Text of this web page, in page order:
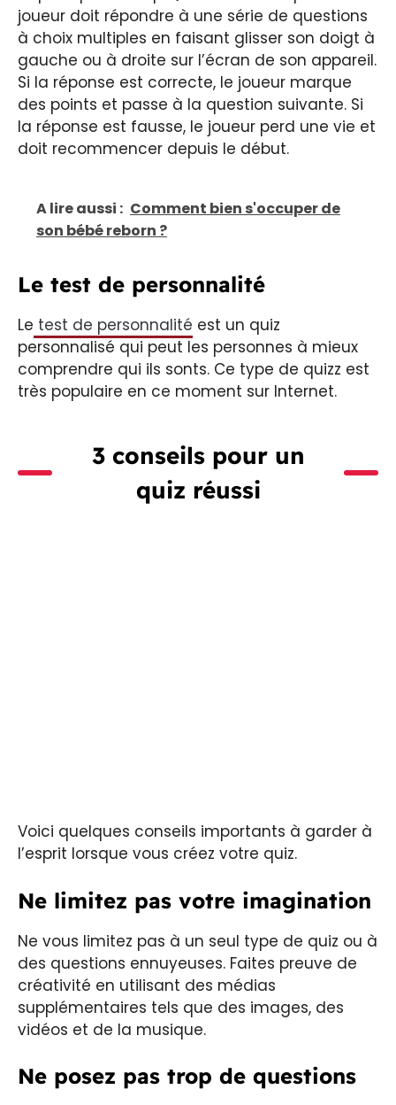
joueur doit répondre à une série de questions
à choix multiples en faisant glisser son doigt à
gauche ou à droite sur l’écran de son appareil.
Si la réponse est correcte, le joueur marque
des points et passe à la question suivante. Si
la réponse est fausse, le joueur perd une vie et
doit recommencer depuis le début.
A lire aussi : Comment bien s'occuper de
son bébé reborn ?
Le test de personnalité
Le test de personnalité est un quiz
personnalisé qui peut les personnes à mieux
comprendre qui ils sonts. Ce type de quizz est
très populaire en ce moment sur Internet.
3 conseils pour un
quiz réussi
Voici quelques conseils importants à garder à
l’esprit lorsque vous créez votre quiz.
Ne limitez pas votre imagination
Ne vous limitez pas à un seul type de quiz ou à
des questions ennuyeuses. Faites preuve de
créativité en utilisant des médias
supplémentaires tels que des images, des
vidéos et de la musique.
Ne posez pas trop de questions